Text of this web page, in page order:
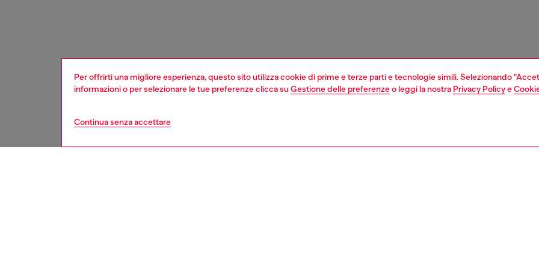
Per offrirti una migliore esperienza, questo sito utilizza cookie di prime e terze parti e tecnologie simili. Selezionando
informazioni o per selezionare le tue preferenze clicca su Gestione delle preferenzeo leggi la nostra Privacy Policye
Continua senza accettare